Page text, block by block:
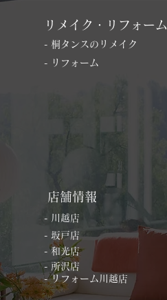
リメイク・リフォーム
- 桐タンスのリメイク
- リフォーム
店舗情報
- 川越店
- 坂戸店
- 和光店
- 所沢店
- リフォーム川越店